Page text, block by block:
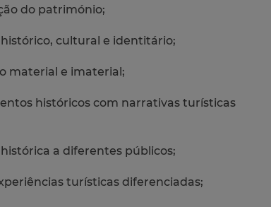
do património;
cultural e identitário;
material e imaterial;
históricos com narrativas turísticas
a diferentes públicos;
turísticas diferenciadas;